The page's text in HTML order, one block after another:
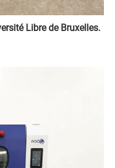
Libre de Bruxelles.